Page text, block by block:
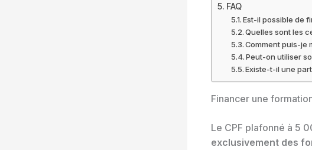
FAQ
Est-il possible de
Quelles sont les
Comment puis-je
Peut-on utiliser
Existe-t-il une
Financer une
Le CPF plafonné à 5
exclusivement des